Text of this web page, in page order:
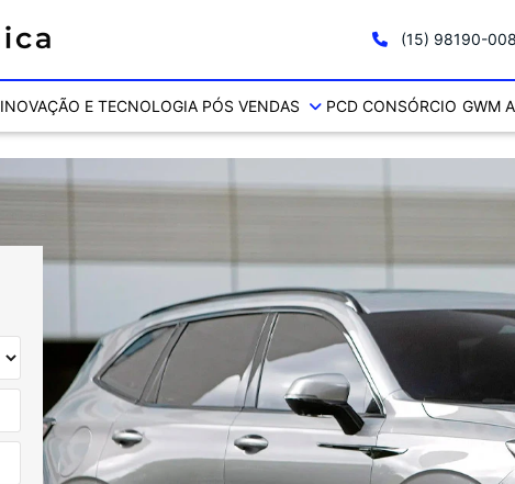
(15) 98190-
INOVAÇÃO E TECNOLOGIA PÓS VENDAS PCD CONSÓRCIO GWM